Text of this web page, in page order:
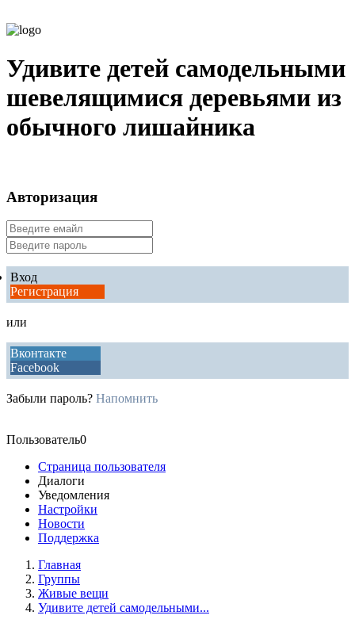
Удивите детей самодельными
шевелящимися деревьями из
обычного лишайника
Авторизация
Вход
Регистрация
или
Вконтакте
Facebook
Забыли пароль? Напомнить
Пользователь0
Страница пользователя
Диалоги
Уведомления
Настройки
Новости
Поддержка
Главная
Группы
Живые вещи
Удивите детей самодельными...